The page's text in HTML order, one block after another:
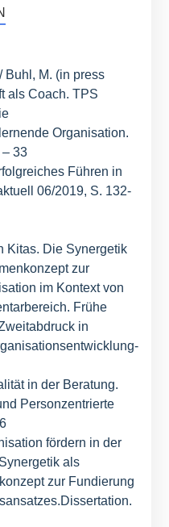
Buhl, M. (in press
als Coach. TPS
Organisation.
– 33
Führen in
06/2019, S. 132-
Kitas. Die Synergetik
zur
im Kontext von
Frühe
in
in der Beratung.
Personzentrierte
fördern in der
als
zur Fundierung